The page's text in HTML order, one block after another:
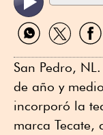
Compartir
por
Compartir
por
por
San Pedro,
de año y
incorporó la
marca Tecate,